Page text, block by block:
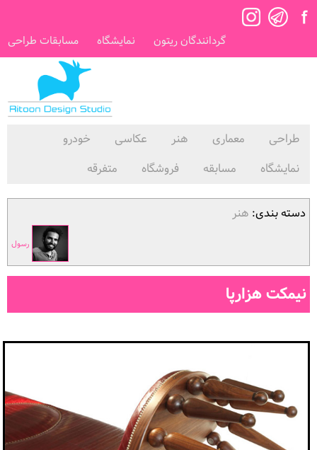
گردانندگان ریتون نمایشگاه مسابقات طراحی
طراحی معماری هنر عکاسی
خودرو
نمایشگاه
مسابقه فروشگاه متفرقه
دسته بندی: هنر
رسول
نیمکت هزارپا